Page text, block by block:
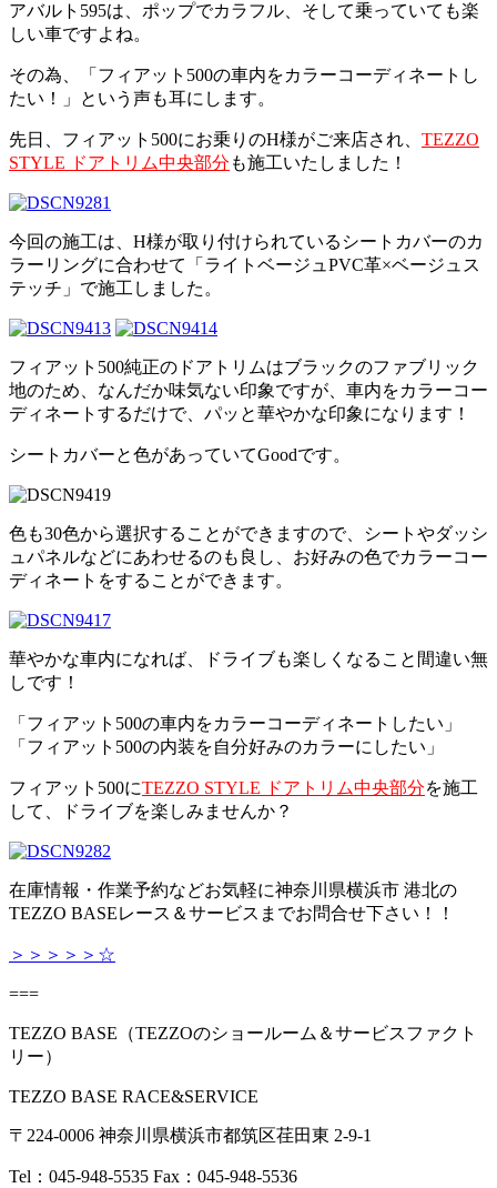
アバルト595は、ポップでカラフル、そして乗っていても楽
しい車ですよね。
その為、「フィアット500の車内をカラーコーディネートし
たい！」という声も耳にします。
先日、フィアット500にお乗りのH様がご来店され、 TEZZO
STYLE ドアトリム中央部分 も施工いたしました！
今回の施工は、H様が取り付けられているシートカバーのカ
ラーリングに合わせて「ライトベージュPVC革×ベージュス
テッチ」で施工しました。
フィアット500純正のドアトリムはブラックのファブリック
地のため、なんだか味気ない印象ですが、車内をカラーコー
ディネートするだけで、パッと華やかな印象になります！
シートカバーと色があっていてGoodです。
色も30色から選択することができますので、シートやダッシ
ュパネルなどにあわせるのも良し、お好みの色でカラーコー
ディネートをすることができます。
華やかな車内になれば、ドライブも楽しくなること間違い無
しです！
「フィアット500の車内をカラーコーディネートしたい」
「フィアット500の内装を自分好みのカラーにしたい」
フィアット500にTEZZO STYLE ドアトリム中央部分を施工
して、ドライブを楽しみませんか？
在庫情報・作業予約などお気軽に神奈川県横浜市 港北の
TEZZO BASEレース＆サービスまでお問合せ下さい！！
＞＞＞＞＞☆
===
TEZZO BASE（TEZZOのショールーム＆サービスファクト
リー）
TEZZO BASE RACE&SERVICE
〒 224-0006 神奈川県横浜市都筑区荏田東 2-9-1
Tel： 045-948-5535 Fax ： 045-948-5536